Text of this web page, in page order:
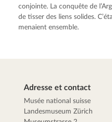
conjointe. La conquête de
de tisser des liens solides.
menaient ensemble.
Adresse et contact
Musée national suisse
Landesmuseum Zürich